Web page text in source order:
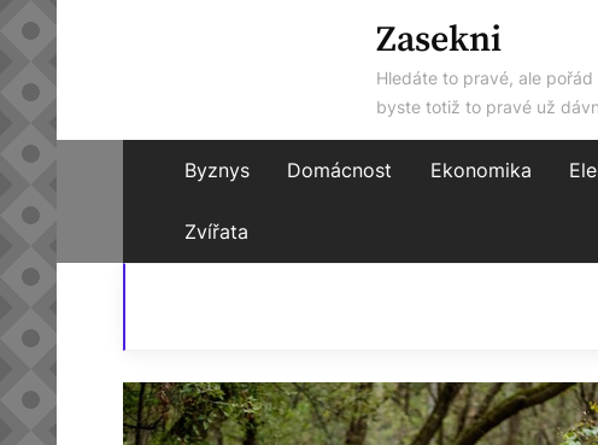
Zasekni
Hledáte to pravé, ale
byste totiž to pravé už
Byznys Domácnost Ekonomika
Zvířata